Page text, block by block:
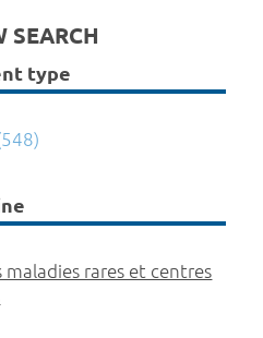
SEARCH
type
maladies rares et centres